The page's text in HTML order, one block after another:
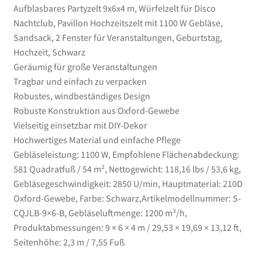
Geburtstag,
Hochzeit,
Schwarz
Menge
Aufblasbares Partyzelt 9x6x4 m, Würfelzelt für Disco
Nachtclub, Pavillon Hochzeitszelt mit 1100 W Gebläse,
Sandsack, 2 Fenster für Veranstaltungen, Geburtstag,
Hochzeit, Schwarz
Geräumig für große Veranstaltungen
Tragbar und einfach zu verpacken
Robustes, windbeständiges Design
Robuste Konstruktion aus Oxford-Gewebe
Vielseitig einsetzbar mit DIY-Dekor
Hochwertiges Material und einfache Pflege
Gebläseleistung: 1100 W, Empfohlene Flächenabdeckung:
581 Quadratfuß / 54 m², Nettogewicht: 118,16 lbs / 53,6 kg,
Gebläsegeschwindigkeit: 2850 U/min, Hauptmaterial: 210D
Oxford-Gewebe, Farbe: Schwarz,Artikelmodellnummer: S-
CQJLB-9×6-B, Gebläseluftmenge: 1200 m³/h,
Produktabmessungen: 9 × 6 × 4 m / 29,53 × 19,69 × 13,12 ft,
Seitenhöhe: 2,3 m / 7,55 Fuß